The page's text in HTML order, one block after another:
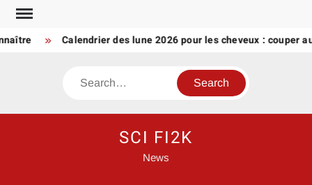
Skip
content
Calendrier des lune 2026 pour les cheveux : couper
Search
SCI FI2K
News